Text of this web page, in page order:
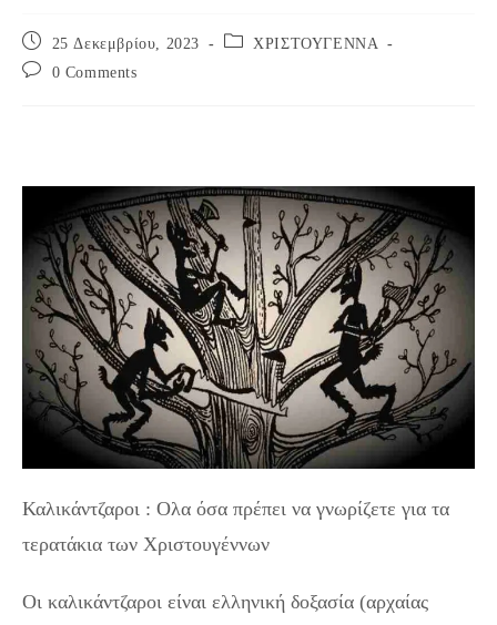
Post
published:
25 Δεκεμβρίου, 2023
Post ΧΡΙΣΤΟΥΓΕΝΝΑ
Post
0 Comments
Καλικάντζαροι : Ολα όσα πρέπει να γνωρίζετε για τα
τερατάκια των Χριστουγέννων
Οι καλικάντζαροι είναι ελληνική δοξασία (αρχαίας